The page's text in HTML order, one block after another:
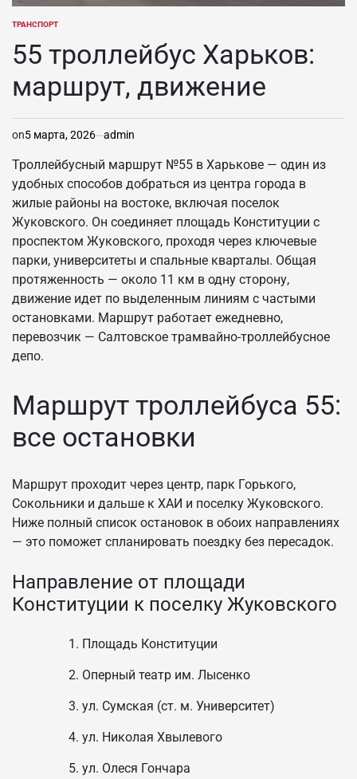
ОПУБЛИКОВАНО
ТРАНСПОРТ
55 троллейбус Харьков:
маршрут, движение
on5 марта, 2026 admin
Троллейбусный маршрут №55 в Харькове — один из
удобных способов добраться из центра города в
жилые районы на востоке, включая поселок
Жуковского. Он соединяет площадь Конституции с
проспектом Жуковского, проходя через ключевые
парки, университеты и спальные кварталы. Общая
протяженность — около 11 км в одну сторону,
движение идет по выделенным линиям с частыми
остановками. Маршрут работает ежедневно,
перевозчик — Салтовское трамвайно-троллейбусное
депо.
Маршрут троллейбуса 55:
все остановки
Маршрут проходит через центр, парк Горького,
Сокольники и дальше к ХАИ и поселку Жуковского.
Ниже полный список остановок в обоих направлениях
— это поможет спланировать поездку без пересадок.
Направление от площади
Конституции к поселку Жуковского
Площадь Конституции
Оперный театр им. Лысенко
ул. Сумская (ст. м. Университет)
ул. Николая Хвылевого
ул. Олеся Гончара